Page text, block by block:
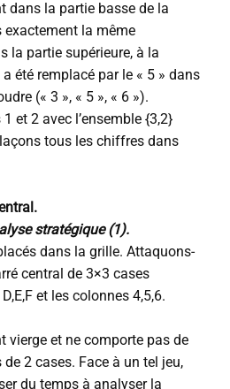
dans la partie basse de la
la même
la partie supérieure, à la
été remplacé par le « 5 » dans
(« 3 », « 5 », « 6 »).
et 2 avec l’ensemble {3,2}
tous les chiffres dans
stratégique (1).
dans la grille. Attaquons-
central de 3×3 cases
et les colonnes 4,5,6.
vierge et ne comporte pas de
2 cases. Face à un tel jeu,
du temps à analyser la